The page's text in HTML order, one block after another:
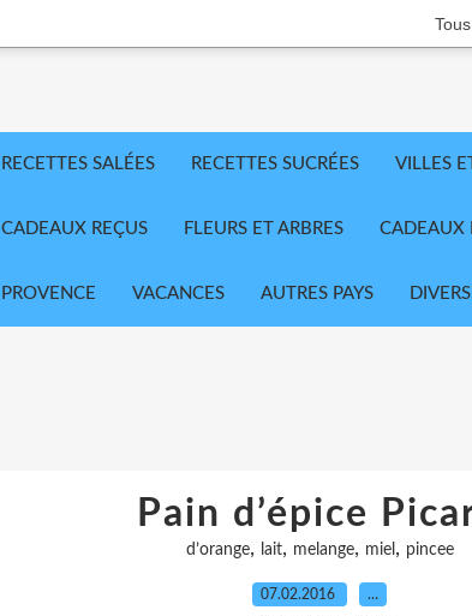
RECETTES SALÉES RECETTES SUCRÉES VILLES
CADEAUX REÇUS FLEURS ET ARBRES CADEAUX
PROVENCE VACANCES AUTRES PAYS
Pain d’épice
d’orange, lait, melange, miel, pincee
07.02.2016 …